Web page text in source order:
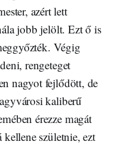
azért lett
jobb jelölt. Ezt ő is
Végig
rengeteget
nagyot fejlődött, de
kaliberű
érezze magát
kellene születnie, ezt